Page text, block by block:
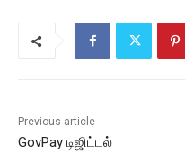
Previous article
GovPay டிஜிட்டல்